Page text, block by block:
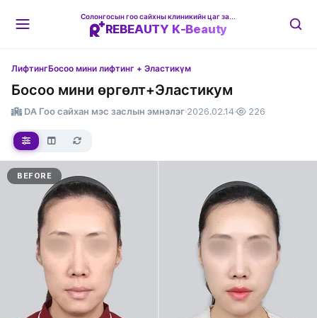
REBEAUTY K-Beauty
ЛифтингБосоо мини лифтинг + Эластикүм
Босоо мини өргөлт+Эластикум
DA Гоо сайхан мэс заслын эмнэлэг·2026.02.14· 226
BEFORE